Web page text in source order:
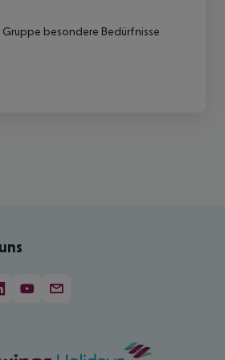
besondere Bedürfnisse